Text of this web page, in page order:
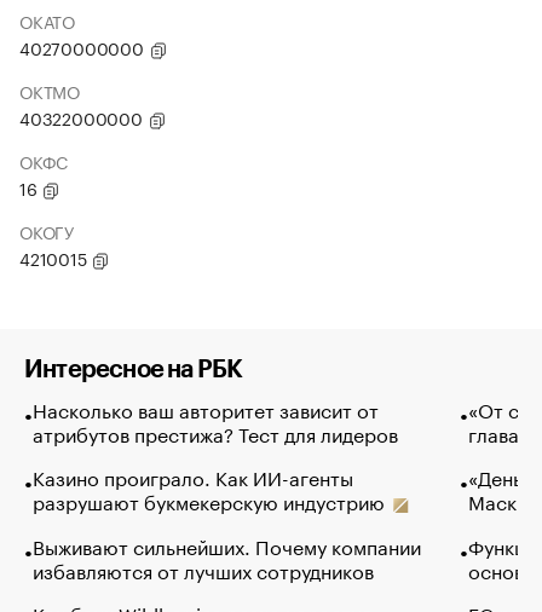
ОКАТО
40270000000
ОКТМО
40322000000
ОКФС
16
ОКОГУ
4210015
Интересное на РБК
Насколько ваш авторитет зависит от
атрибутов престижа? Тест для лидеров
Казино проиграло. Как ИИ-агенты
разрушают букмекерскую индустрию
Выживают сильнейших. Почему компании
избавляются от лучших сотрудников
«От
глава
Маск в
основ